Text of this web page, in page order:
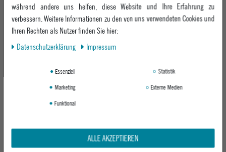
VOLCOM HERREN JEANS BILLOW
DENIM
ASH BLUE
UVP 89,95 €
REELL HERREN JEANS BARFLY
1306 DARK BLUE STONE
während andere uns helfen, diese Website und Ihre Erfahrung zu
verbessern. Weitere Informationen zu den von uns verwendeten Cookies und
Ihren Rechten als Nutzer finden Sie hier:
Daten­schutz­erklärung
Impressum
Essenziell
Statistik
Marketing
Externe Medien
Funktional
ALLE AKZEPTIEREN